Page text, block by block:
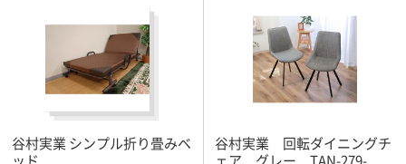
谷村実業 シンプル折り畳みベ
ッド
谷村実業 回転ダイニングチ
ェア グレー TAN-279-